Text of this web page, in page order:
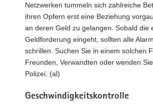
Netzwerken tummeln sich zahlreiche
ihren Opfern erst eine Beziehung
an deren Geld zu gelangen. Sobald die
Geldforderung eingeht, sollten alle
schrillen. Suchen Sie in einem solchen
Freunden, Verwandten oder wenden
Polizei. (al)
Geschwindigkeitskontrolle